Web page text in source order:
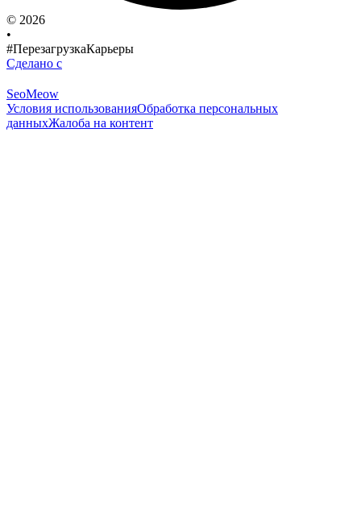
© 2026
•
#ПерезагрузкаКарьеры
Сделано с
SeoMeow
Условия использованияОбработка персональных
данныхЖалоба на контент